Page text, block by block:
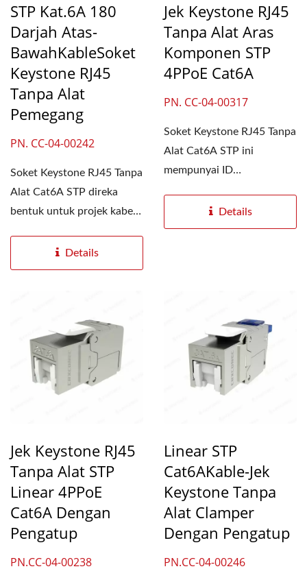
STP Kat.6A 180
Darjah Atas-
BawahKableSoket
Keystone RJ45
Tanpa Alat
Pemegang
PN. CC-04-00242
Soket Keystone RJ45 Tanpa
Alat Cat6A STP direka
bentuk untuk projek kabel
Details
Jek Keystone RJ45
Tanpa Alat Aras
Komponen STP
4PPoE Cat6A
PN. CC-04-00317
Soket Keystone RJ45 Tanpa
Alat Cat6A STP ini
mempunyai ID
dicetak di sisi,...
Details
Jek Keystone RJ45
Tanpa Alat STP
Linear 4PPoE
Cat6A Dengan
Pengatup
PN.CC-04-00238
Linear STP
Cat6AKable-Jek
Keystone Tanpa
Alat Clamper
Dengan Pengatup
PN.CC-04-00246